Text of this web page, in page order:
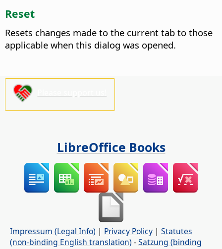
Reset
Resets changes made to the current tab to those
applicable when this dialog was opened.
LibreOffice Books
Impressum (Legal Info) | Privacy Policy | Statutes
(non-binding English translation) -Satzung (binding